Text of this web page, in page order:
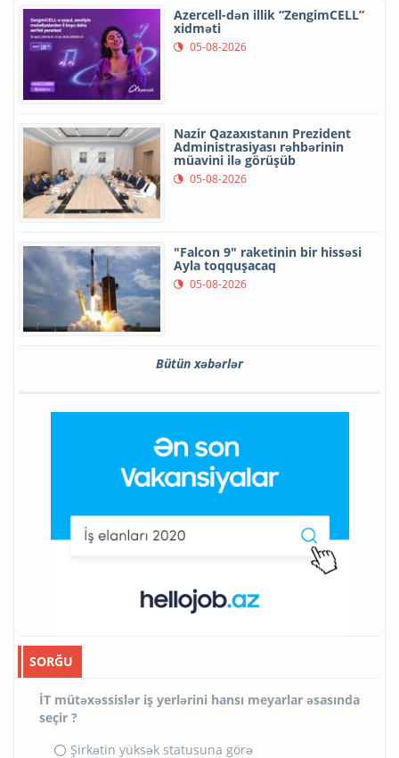
Azercell-dən illik “ZengimCELL”
xidməti
05-08-2026
Nazir Qazaxıstanın Prezident
Administrasiyası rəhbərinin
müavini ilə görüşüb
05-08-2026
"Falcon 9" raketinin bir hissəsi
Ayla toqquşacaq
05-08-2026
Bütün xəbərlər
SORĞU
İT mütəxəssislər iş yerlərini hansı meyarlar əsasında
seçir ?
Şirkətin yüksək statusuna görə